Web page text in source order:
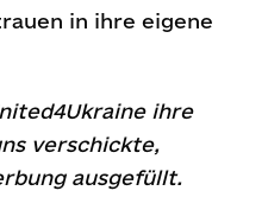
in ihre eigene
ihre
verschickte,
ausgefüllt.